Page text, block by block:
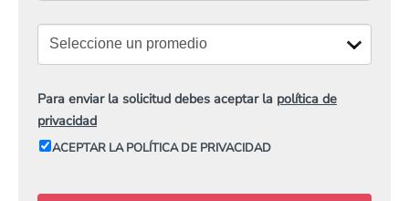
Para enviar la solicitud debes aceptar la política de
privacidad
ACEPTAR LA POLÍTICA DE PRIVACIDAD